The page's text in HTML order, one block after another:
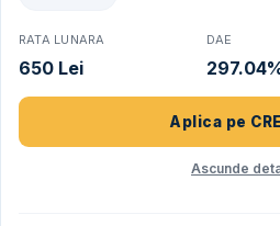
RATA LUNARA
650 Lei
DAE
Aplica pe
Ascunde